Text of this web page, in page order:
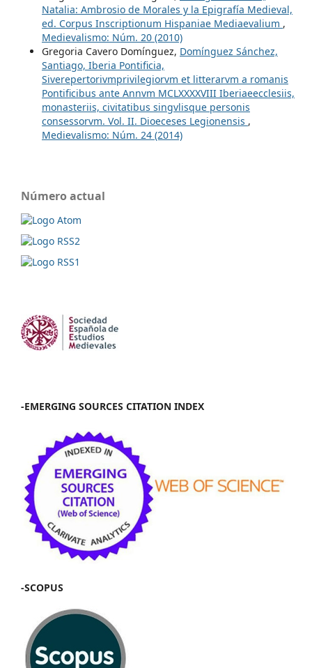
Natalia: Ambrosio de Morales y la Epigrafía Medieval,
ed. Corpus Inscriptionum Hispaniae Mediaevalium ,
Medievalismo: Núm. 20 (2010)
Gregoria Cavero Domínguez, Domínguez Sánchez,
Santiago, Iberia Pontificia,
Siverepertorivmprivilegiorvm et litterarvm a romanis
Pontificibus ante Annvm MCLXXXXVIII Iberiaeecclesiis,
monasteriis, civitatibus singvlisque personis
consessorvm. Vol. II. Dioeceses Legionensis ,
Medievalismo: Núm. 24 (2014)
Número actual
-EMERGING SOURCES CITATION INDEX
-SCOPUS